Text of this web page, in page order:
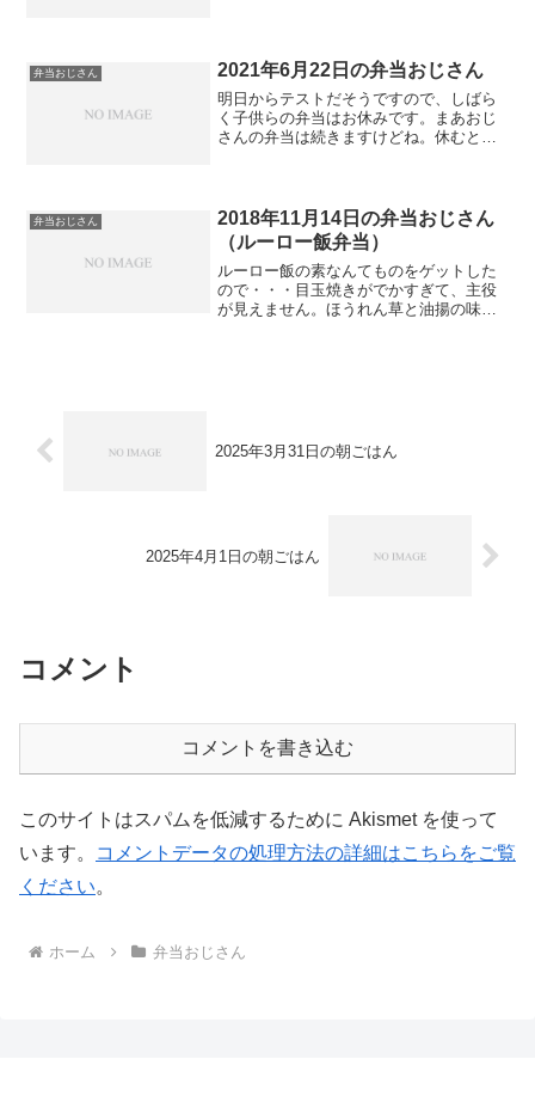
弁当おじさん 2021年6月22日の弁当おじさん
明日からテストだそうですので、しばら
く子供らの弁当はお休みです。まあおじ
さんの弁当は続きますけどね。休むとし
弁当おじさん
2018年11月14日の弁当おじさん
（ルーロー飯弁当）
ルーロー飯の素なんてものをゲットした
ので・・・目玉焼きがでかすぎて、主役
が見えません。ほうれん草と油揚の味噌
2025年3月31日の朝ごはん
2025年4月1日の朝ごはん
コメント
コメントを書き込む
このサイトはスパムを低減するために Akismet を使って
います。
コメントデータの処理方法の詳細はこちらをご覧
ください。
ホーム 弁当おじさん